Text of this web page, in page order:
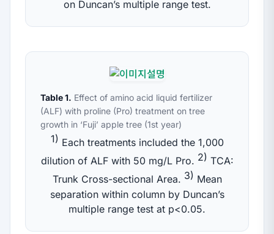
on Duncan’s multiple range test.
Table 1. Effect of amino acid liquid fertilizer
(ALF) with proline (Pro) treatment on tree
growth in ‘Fuji’ apple tree (1st year)
1) Each treatments included the 1,000
dilution of ALF with 50 mg/L Pro. 2) TCA:
Trunk Cross-sectional Area. 3) Mean
separation within column by Duncan’s
multiple range test at p<0.05.